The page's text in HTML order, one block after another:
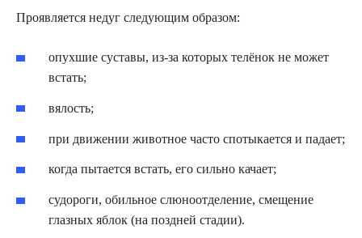
Проявляется недуг следующим образом:
опухшие суставы, из-за которых телёнок не может
встать;
вялость;
при движении животное часто спотыкается и падает;
когда пытается встать, его сильно качает;
судороги, обильное слюноотделение, смещение
глазных яблок (на поздней стадии).